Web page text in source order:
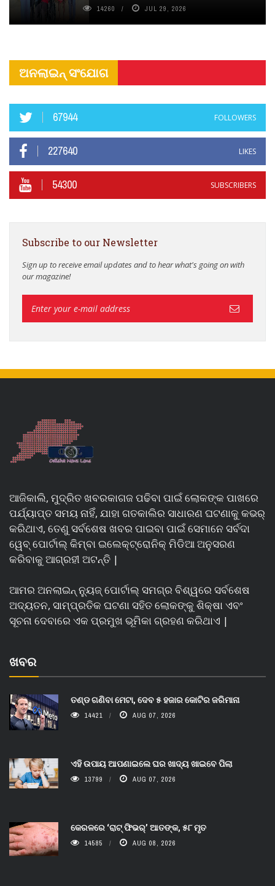
14260 JUL 29, 2026
ଅନଲାଇନ୍ ସଂଯୋଗ
67944 FOLLOWERS
227640 LIKES
54300 SUBSCRIBERS
Subscribe to our Newsletter
Sign up to receive email updates and to hear what's going on with
our magazine!
ଆଜିକାଲି, ମୁଦ୍ରିତ ଖବରକାଗଜ ପଢିବା ପାଇଁ ଲୋକଙ୍କ ପାଖରେ
ପର୍ଯ୍ୟାପ୍ତ ସମୟ ନାହିଁ, ଯାହା ଗତକାଲିର ସାଧାରଣ ଘଟଣାକୁ କଭର୍
କରିଥାଏ, ତେଣୁ ସର୍ବଶେଷ ଖବର ପାଇବା ପାଇଁ ସେମାନେ ସର୍ବଦା
ୱେବ୍ ପୋର୍ଟାଲ୍ କିମ୍ବା ଇଲେକ୍ଟ୍ରୋନିକ୍ ମିଡିଆ ଅନୁସରଣ
କରିବାକୁ ଆଗ୍ରହୀ ଅଟନ୍ତି |
ଆମର ଅନଲାଇନ୍ ନ୍ୟୁଜ୍ ପୋର୍ଟାଲ୍ ସମଗ୍ର ବିଶ୍ୱରେ ସର୍ବଶେଷ
ଅଦ୍ୟତନ, ସାମ୍ପ୍ରତିକ ଘଟଣା ସହିତ ଲୋକଙ୍କୁ ଶିକ୍ଷା ଏବଂ
ସୂଚନା ଦେବାରେ ଏକ ପ୍ରମୁଖ ଭୂମିକା ଗ୍ରହଣ କରିଥାଏ |
ଖବର
ତଣ୍ଡ ଗଣିବା ମେଟା, ଦେବ ୫ ହଜାର କୋଟିର ଜରିମାନା
14421 AUG 07, 2026
ଏହି ଉପାୟ ଆପଣାଇଲେ ଘର ଖାଦ୍ୟ ଖାଇବେ ପିଲା
13799 AUG 07, 2026
କେରଳରେ ‘ରାଟ୍ ଫିଭର୍’ ଆତଙ୍କ, ୫୮ ମୃତ
14585 AUG 08, 2026